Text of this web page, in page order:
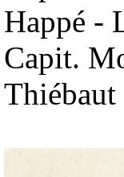
Happé -
Capit.